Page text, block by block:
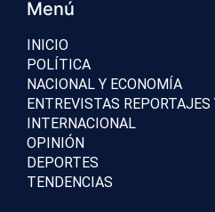
Menú
INICIO
POLÍTICA
NACIONAL Y ECONOMÍA
ENTREVISTAS
INTERNACIONAL
OPINIÓN
DEPORTES
TENDENCIAS